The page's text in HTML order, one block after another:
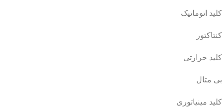
کلید اتوماتیک
کنتاکتور
کلید حرارتی
بی متال
کلید مینیاتوری